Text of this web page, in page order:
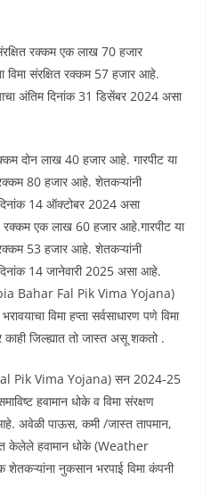
रक्कम एक लाख 70 हजार
विमा संरक्षित रक्कम 57 हजार आहे.
अंतिम दिनांक 31 डिसेंबर 2024 असा
दोन लाख 40 हजार आहे. गारपीट या
रक्कम 80 हजार आहे. शेतकऱ्यांनी
14 ऑक्टोबर 2024 असा
रक्कम एक लाख 60 हजार आहे.गारपीट या
रक्कम 53 हजार आहे. शेतकऱ्यांनी
14 जानेवारी 2025 असा आहे.
Bahar Fal Pik Vima Yojana)
विमा हप्ता सर्वसाधारण पणे विमा
जिल्ह्यात तो जास्त असू शकतो .
Pik Vima Yojana) सन 2024-25
हवामान धोके व विमा संरक्षण
अवेळी पाऊस, कमी /जास्त तापमान,
केलेले हवामान धोके (Weather
नुकसान भरपाई विमा कंपनी